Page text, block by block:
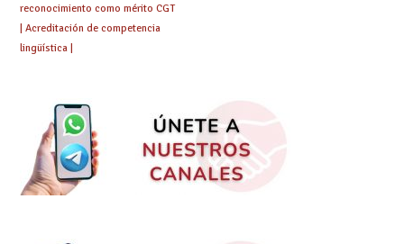
reconocimiento como mérito CGT
| Acreditación de competencia
lingüística |